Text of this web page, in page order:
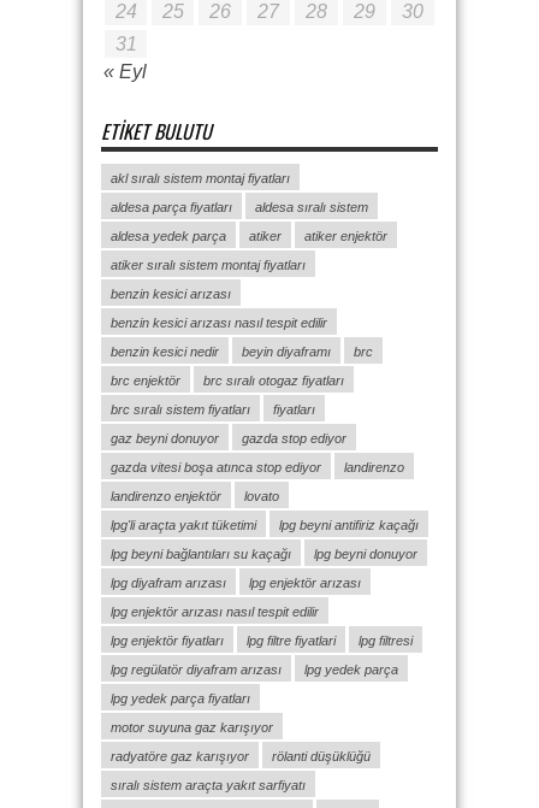
« Eyl
24
25 26 27 28 29
30
31
ETIKET BULUTU
akl sıralı sistem montaj fiyatları
aldesa parça fiyatları
aldesa sıralı sistem
aldesa yedek parça
atiker
atiker enjektör
atiker sıralı sistem montaj fiyatları
benzin kesici arızası
benzin kesici arızası nasıl tespit edilir
benzin kesici nedir
beyin diyaframı
brc
brc enjektör
brc sıralı otogaz fiyatları
brc sıralı sistem fiyatları
fiyatları
gaz beyni donuyor
gazda stop ediyor
gazda vitesi boşa atınca stop ediyor
landirenzo
landirenzo enjektör
lovato
lpg'li araçta yakıt tüketimi
lpg beyni antifiriz kaçağı
lpg beyni bağlantıları su kaçağı
lpg beyni donuyor
lpg diyafram arızası
lpg enjektör arızası
lpg enjektör arızası nasıl tespit edilir
lpg enjektör fiyatları
lpg filtre fiyatlari
lpg filtresi
lpg regülatör diyafram arızası
lpg yedek parça
lpg yedek parça fiyatları
motor suyuna gaz karışıyor
radyatöre gaz karışıyor
rölanti düşüklüğü
sıralı sistem araçta yakıt sarfiyatı